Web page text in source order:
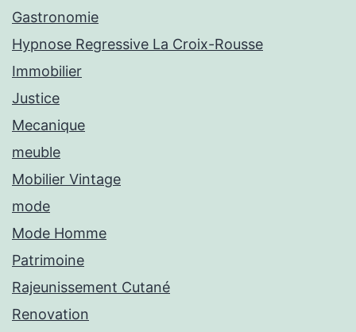
Gastronomie
Hypnose Regressive La Croix-Rousse
Immobilier
Justice
Mecanique
meuble
Mobilier Vintage
mode
Mode Homme
Patrimoine
Rajeunissement Cutané
Renovation